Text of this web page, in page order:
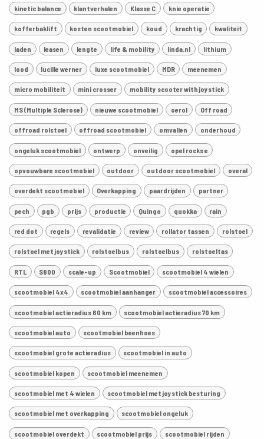
kinetic balance klantverhalen Klasse C knie operatie
kofferbaklift kosten scootmobiel koud krachtig kwaliteit
laden leasen lengte life & mobility linda.nl lithium
lood lucille werner luxe scootmobiel MDR meenemen
micro mobiliteit mini crosser mobility scooter with joystick
MS (Multiple Sclerose) nieuwe scootmobiel oerol Off road
offroad rolstoel offroad scootmobiel omvallen onderhoud
ongeluk scootmobiel ontwerp onveilig opel rocks e
opvouwbare scootmobiel outdoor outdoor scootmobiel overal
overdekt scootmobiel Overkapping paardrijden partner
pech pgb prijs productie Quingo quokka rain
red dot regels revalidatie review rollator tassen rolstoel
rolstoel met joystick rolstoelbus rolstoelbus rolstoeltas
RTL S800 scale-up Scootmobiel scootmobiel 4 wielen
scootmobiel 4x4 scootmobiel aanhanger scootmobiel accessoires
scootmobiel actieradius 60 km scootmobiel actieradius 70 km
scootmobiel auto scootmobiel beenhoes
scootmobiel grote actieradius scootmobiel in auto
scootmobiel kopen scootmobiel meenemen
scootmobiel met 4 wielen scootmobiel met joystick besturing
scootmobiel met overkapping scootmobiel ongeluk
scootmobiel overdekt scootmobiel prijs scootmobiel rijden